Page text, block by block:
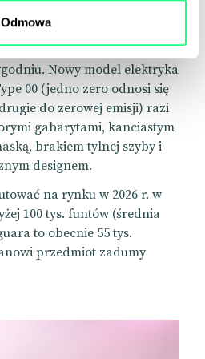
Odmowa
swoją wizję podczas Miami
Nowy model elektryka
00 (jedno zero odnosi się
do zerowej emisji) razi
gabarytami, kanciastym
brakiem tylnej szyby i
designem.
na rynku w 2026 r. w
100 tys. funtów (średnia
to obecnie 55 tys.
przedmiot zadumy